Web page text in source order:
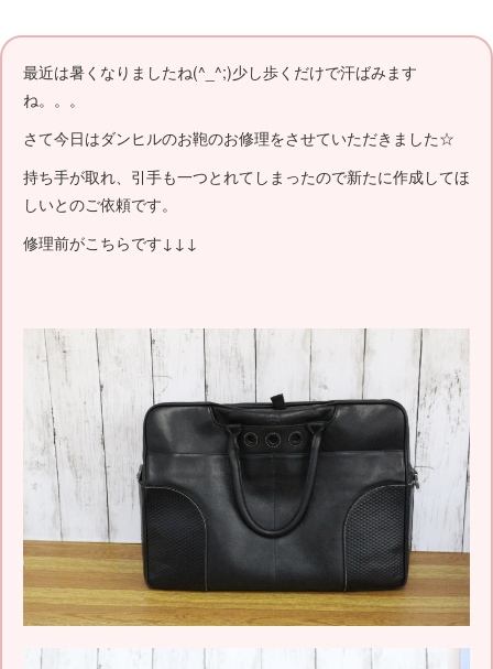
最近は暑くなりましたね(^_^;)少し歩くだけで汗ばみます
ね。。。
さて今日はダンヒルのお鞄のお修理をさせていただきました☆
持ち手が取れ、引手も一つとれてしまったので新たに作成してほ
しいとのご依頼です。
修理前がこちらです↓↓↓